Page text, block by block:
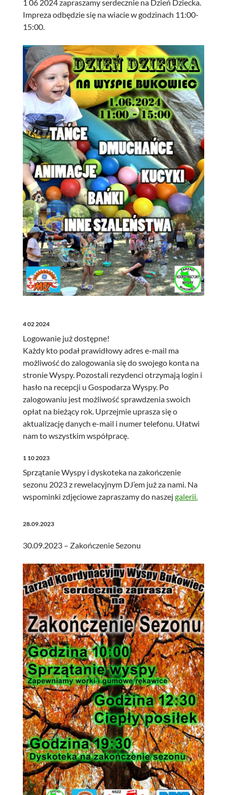
1 06 2024 zapraszamy serdecznie na Dzień Dziecka.
Impreza odbędzie się na wiacie w godzinach 11:00-
15:00.
4 02 2024
Logowanie już dostępne!
Każdy kto podał prawidłowy adres e-mail ma
możliwość do zalogowania się do swojego konta na
stronie Wyspy. Pozostali rezydenci otrzymają login i
hasło na recepcji u Gospodarza Wyspy. Po
zalogowaniu jest możliwość sprawdzenia swoich
opłat na bieżący rok. Uprzejmie uprasza się o
aktualizację danych e-mail i numer telefonu. Ułatwi
nam to wszystkim współpracę.
1 10 2023
Sprzątanie Wyspy i dyskoteka na zakończenie
sezonu 2023 z rewelacyjnym DJ’em już za nami. Na
wspominki zdjęciowe zapraszamy do naszej galerii.
28.09.2023
30.09.2023 – Zakończenie Sezonu